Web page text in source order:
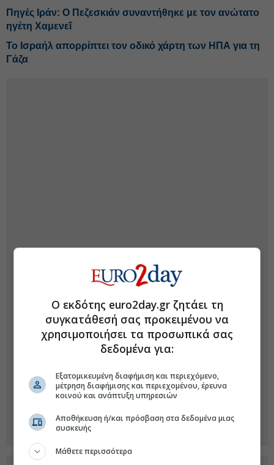
Πηγές Ιράν: Ο Πεζεσκιάν συναντήθηκε με τον ανώτατο
ηγέτη Χαμενεΐ
Το Ισραήλ απορρίπτει τον οδικό χάρτη των ΗΠΑ για τη
Γάζα
Ο εκδότης euro2day.gr ζητάει τη
συγκατάθεσή σας προκειμένου να
χρησιμοποιήσει τα προσωπικά σας
δεδομένα για:
Εξατομικευμένη διαφήμιση και περιεχόμενο,
μέτρηση διαφήμισης και περιεχομένου, έρευνα
κοινού και ανάπτυξη υπηρεσιών
Αποθήκευση ή/και πρόσβαση στα δεδομένα μιας
συσκευής
Μάθετε περισσότερα